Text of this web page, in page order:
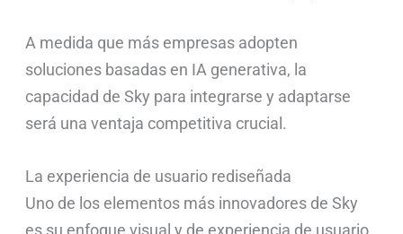
A medida que más empresas adopten
soluciones basadas en IA generativa, la
capacidad de Sky para integrarse y adaptarse
será una ventaja competitiva crucial.
La experiencia de usuario rediseñada
Uno de los elementos más innovadores de Sky
es su enfoque visual y de experiencia de usuario.